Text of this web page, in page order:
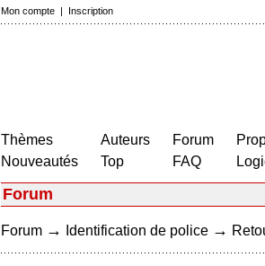
Mon compte | Inscription
Thèmes
Nouveautés
Auteurs
Top
Forum
FAQ
Forum
Forum → Identification de police →